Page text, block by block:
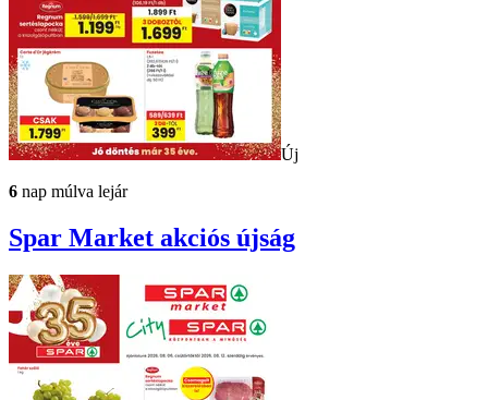
Új
6 nap múlva lejár
Spar Market akciós újság